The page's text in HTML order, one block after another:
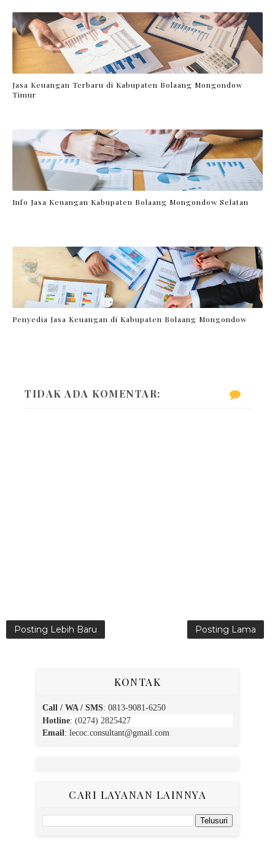
Jasa Keuangan Terbaru di Kabupaten Bolaang Mongondow
Timur
Info Jasa Keuangan Kabupaten Bolaang Mongondow Selatan
Penyedia Jasa Keuangan di Kabupaten Bolaang Mongondow
TIDAK ADA KOMENTAR:
Posting Lebih Baru Posting Lama
KONTAK
Call / WA / SMS: 0813-9081-6250
Hotline: (0274) 2825427
Email: lecoc.consultant@gmail.com
CARI LAYANAN LAINNYA